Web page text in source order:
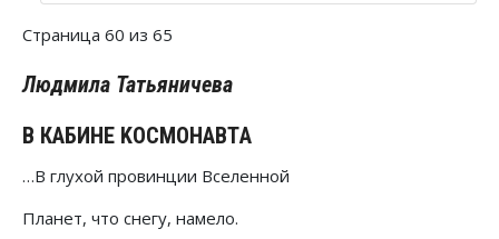
Страница 60 из 65
Людмила Татьяничева
В КАБИНЕ KOCMOHAВТA
…В глухой провинции Вселенной
Планет, что снегу, намело.